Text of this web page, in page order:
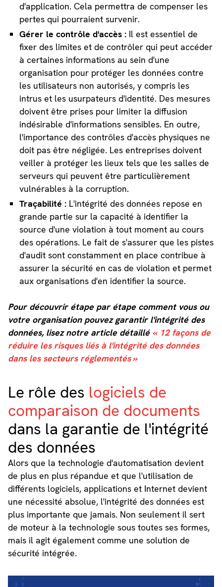
d'application. Cela permettra de compenser les
pertes qui pourraient survenir.
Gérer le contrôle d'accès : Il est essentiel de
fixer des limites et de contrôler qui peut accéder
à certaines informations au sein d'une
organisation pour protéger les données contre
les utilisateurs non autorisés, y compris les
intrus et les usurpateurs d'identité. Des mesures
doivent être prises pour limiter la diffusion
indésirable d'informations sensibles. En outre,
l'importance des contrôles d'accès physiques ne
doit pas être négligée. Les entreprises doivent
veiller à protéger les lieux tels que les salles de
serveurs qui peuvent être particulièrement
vulnérables à la corruption.
Traçabilité : L'intégrité des données repose en
grande partie sur la capacité à identifier la
source d'une violation à tout moment au cours
des opérations. Le fait de s'assurer que les pistes
d'audit sont constamment en place contribue à
assurer la sécurité en cas de violation et permet
aux organisations d'en identifier la source.
Pour découvrir étape par étape comment vous ou
votre organisation pouvez garantir l'intégrité des
données, lisez notre article détaillé « 12 façons de
réduire les risques liés à l'intégrité des données
dans les secteurs réglementés »
Le rôle des logiciels de
comparaison de documents
dans la garantie de l'intégrité
des données
Alors que la technologie d'automatisation devient
de plus en plus répandue et que l'utilisation de
différents logiciels, applications et Internet devient
une nécessité absolue, l'intégrité des données est
plus importante que jamais. Non seulement il sert
de moteur à la technologie sous toutes ses formes,
mais il agit également comme une solution de
sécurité intégrée.